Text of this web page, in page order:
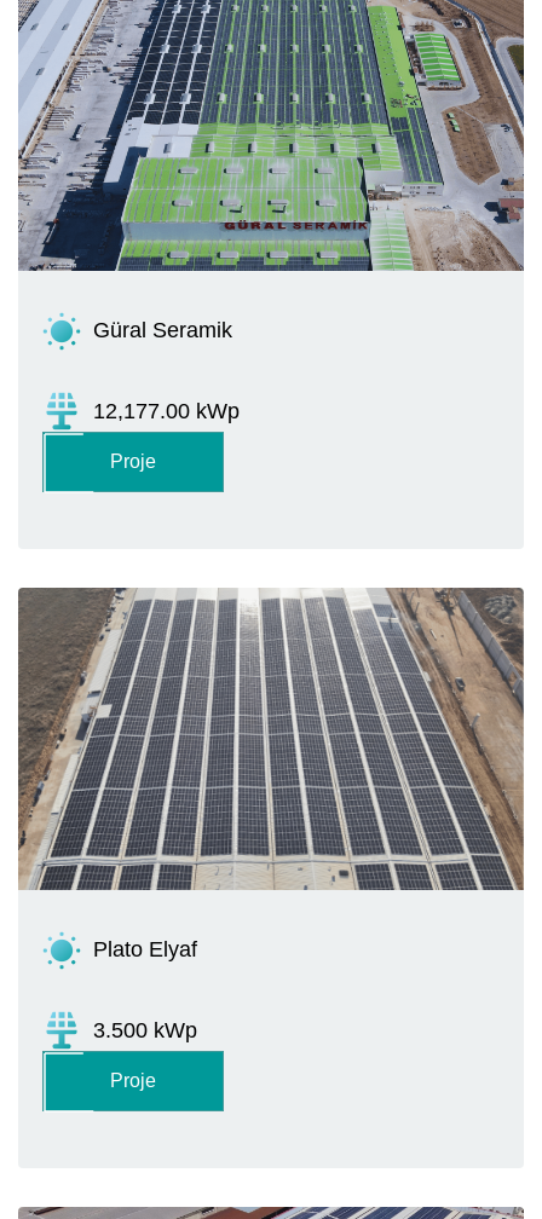
Güral Seramik
12,177.00 kWp
Proje
Plato Elyaf
3.500 kWp
Proje